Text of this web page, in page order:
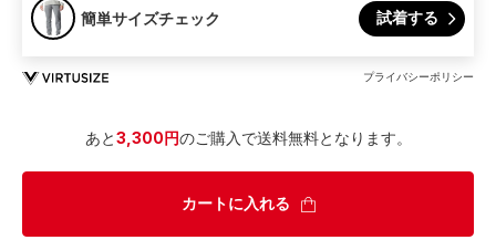
簡単サイズチェック 試着する
プライバシーポリシー
あと3,300円のご購入で送料無料となります。
カートに入れる